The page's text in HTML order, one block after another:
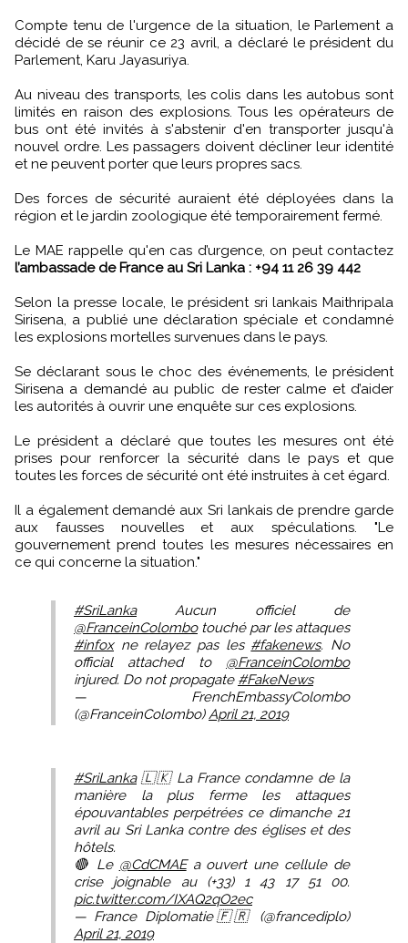
Compte tenu de l'urgence de la situation, le Parlement a
décidé de se réunir ce 23 avril, a déclaré le président du
Parlement, Karu Jayasuriya.
Au niveau des transports, les colis dans les autobus sont
limités en raison des explosions. Tous les opérateurs de
bus ont été invités à s'abstenir d'en transporter jusqu'à
nouvel ordre. Les passagers doivent décliner leur identité
et ne peuvent porter que leurs propres sacs.
Des forces de sécurité auraient été déployées dans la
région et le jardin zoologique été temporairement fermé.
Le MAE rappelle qu'en cas d’urgence, on peut contactez
l’ambassade de France au Sri Lanka : +94 11 26 39 442
Selon la presse locale, le président sri lankais Maithripala
Sirisena, a publié une déclaration spéciale et condamné
les explosions mortelles survenues dans le pays.
Se déclarant sous le choc des événements, le président
Sirisena a demandé au public de rester calme et d’aider
les autorités à ouvrir une enquête sur ces explosions.
Le président a déclaré que toutes les mesures ont été
prises pour renforcer la sécurité dans le pays et que
toutes les forces de sécurité ont été instruites à cet égard.
Il a également demandé aux Sri lankais de prendre garde
aux fausses nouvelles et aux spéculations. "Le
gouvernement prend toutes les mesures nécessaires en
ce qui concerne la situation."
#SriLankaAucun officiel de
@FranceinColombotouché par les attaques
#infoxne relayez pas les #fakenews. No
official attached to @FranceinColombo
injured. Do not propagate #FakeNews
— FrenchEmbassyColombo
(@FranceinColombo)April 21, 2019
#SriLanka🇱🇰 La France condamne de la
manière la plus ferme les attaques
épouvantables perpétrées ce dimanche 21
avril au Sri Lanka contre des églises et des
hôtels.
🔴 Le @CdCMAEa ouvert une cellule de
crise joignable au (+33) 1 43 17 51 00.
pic.twitter.com/IXAQ2qO2ec
— France Diplomatie🇫🇷 (@francediplo)
April 21, 2019